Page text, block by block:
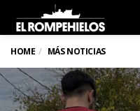
HOME MÁS NOTICIAS